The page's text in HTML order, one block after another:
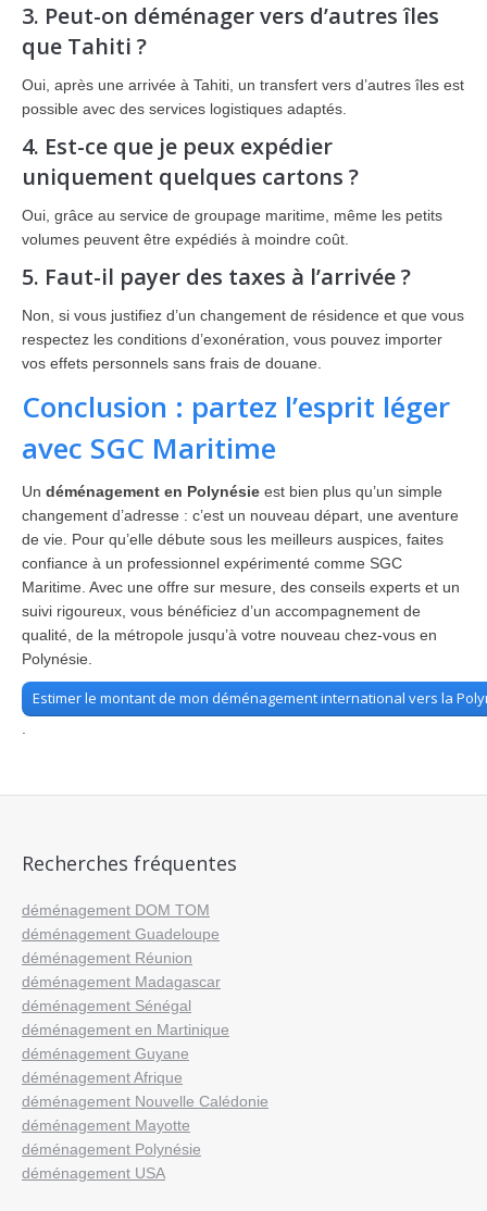
3. Peut-on déménager vers d’autres îles
que Tahiti ?
Oui, après une arrivée à Tahiti, un transfert vers d’autres îles est
possible avec des services logistiques adaptés.
4. Est-ce que je peux expédier
uniquement quelques cartons ?
Oui, grâce au service de groupage maritime, même les petits
volumes peuvent être expédiés à moindre coût.
5. Faut-il payer des taxes à l’arrivée ?
Non, si vous justifiez d’un changement de résidence et que vous
respectez les conditions d’exonération, vous pouvez importer
vos effets personnels sans frais de douane.
Conclusion : partez l’esprit léger
avec SGC Maritime
Un déménagement en Polynésie est bien plus qu’un simple
changement d’adresse : c’est un nouveau départ, une aventure
de vie. Pour qu’elle débute sous les meilleurs auspices, faites
confiance à un professionnel expérimenté comme SGC
Maritime. Avec une offre sur mesure, des conseils experts et un
suivi rigoureux, vous bénéficiez d’un accompagnement de
qualité, de la métropole jusqu’à votre nouveau chez-vous en
Polynésie.
Estimer le montant de mon déménagement international vers la
Recherches fréquentes
déménagement DOM TOM
déménagement Guadeloupe
déménagement Réunion
déménagement Madagascar
déménagement Sénégal
déménagement en Martinique
déménagement Guyane
déménagement Afrique
déménagement Nouvelle Calédonie
déménagement Mayotte
déménagement Polynésie
déménagement USA